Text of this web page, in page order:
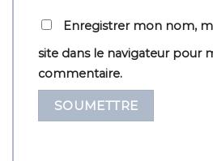
Enregistrer mon nom,
site dans le navigateur pour
commentaire.